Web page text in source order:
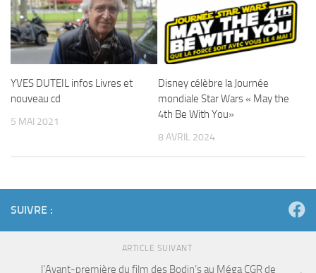
YVES DUTEIL infos Livres et
nouveau cd
5 MAI 2021
Disney célèbre la Journée
mondiale Star Wars « May the
4th Be With You»
8 AVRIL 2024
SUIVRE :
ARTICLE SUIVANT
l’Avant-première du film des Bodin’s au Méga CGR de